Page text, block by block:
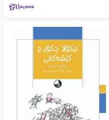
110،000